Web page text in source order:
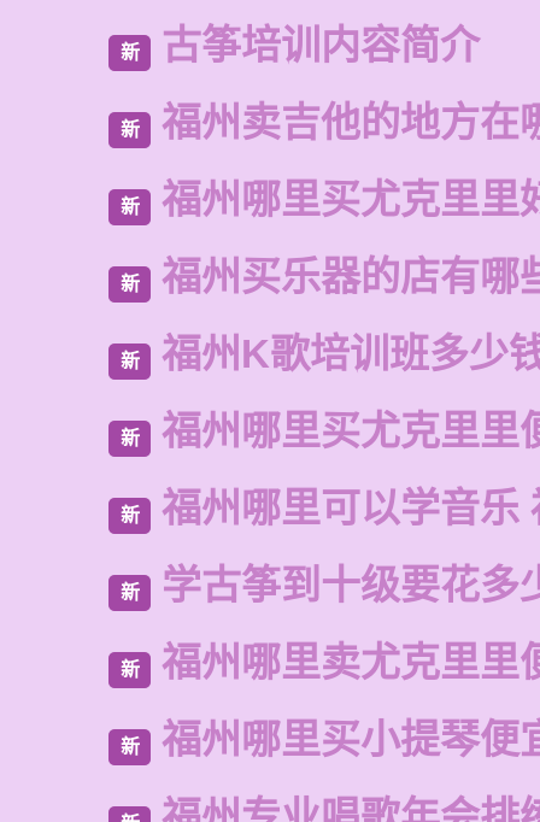
新 古筝培训内容简介
新 福州卖吉他的地方在
新 福州哪里买尤克里里
新 福州买乐器的店有哪
新 福州K歌培训班多少
新 福州哪里买尤克里里
新 福州哪里可以学音乐
新 学古筝到十级要花多
新 福州哪里卖尤克里里
新 福州哪里买小提琴便